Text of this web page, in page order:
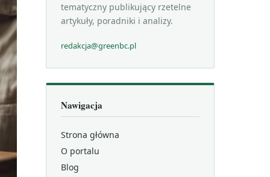
tematyczny publikujący rzetelne
artykuły, poradniki i analizy.
redakcja@greenbc.pl
Nawigacja
Strona główna
O portalu
Blog